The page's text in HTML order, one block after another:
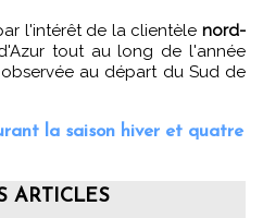
l'intérêt de la clientèle nord-
tout au long de l'année
au départ du Sud de
la saison hiver et quatre
ARTICLES